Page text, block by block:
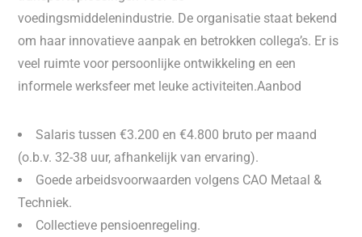
voedingsmiddelenindustrie. De organisatie staat bekend
om haar innovatieve aanpak en betrokken collega’s. Er is
veel ruimte voor persoonlijke ontwikkeling en een
informele werksfeer met leuke activiteiten.Aanbod
Salaris tussen €3.200 en €4.800 bruto per maand
(o.b.v. 32-38 uur, afhankelijk van ervaring).
Goede arbeidsvoorwaarden volgens CAO Metaal &
Techniek.
Collectieve pensioenregeling.